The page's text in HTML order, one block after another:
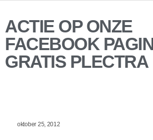
ACTIE OP ONZE
FACEBOOK
GRATIS PLECTRA
oktober 25, 2012